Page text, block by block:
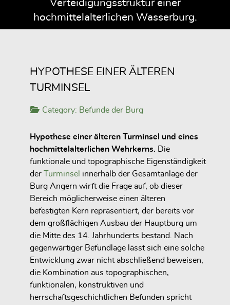
Verteidigungsstruktur einer
hochmittelalterlichen Wasserburg.
HYPOTHESE EINER ÄLTEREN
TURMINSEL
Category: Befunde der Burg
Hypothese einer älteren Turminsel und eines
hochmittelalterlichen Wehrkerns.
Die
funktionale und topographische Eigenständigkeit
der
Turminsel innerhalb der Gesamtanlage der
Burg Angern wirft die Frage auf, ob dieser
Bereich möglicherweise einen älteren
befestigten Kern repräsentiert, der bereits vor
dem großflächigen Ausbau der Hauptburg um
die Mitte des 14. Jahrhunderts bestand. Nach
gegenwärtiger Befundlage lässt sich eine solche
Entwicklung zwar nicht abschließend beweisen,
die Kombination aus topographischen,
funktionalen, konstruktiven und
herrschaftsgeschichtlichen Befunden spricht